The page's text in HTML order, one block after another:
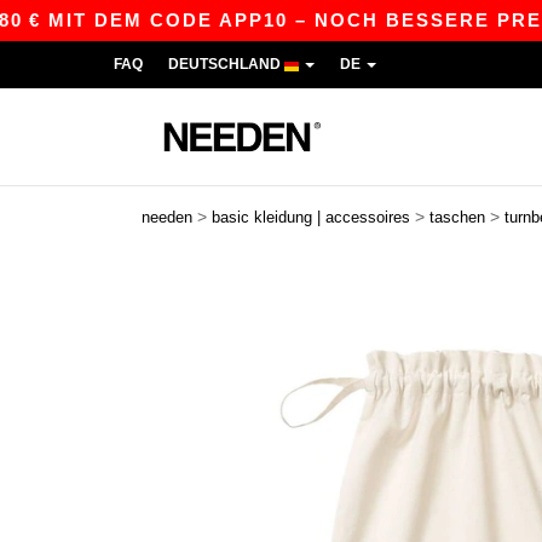
DEM CODE APP10 – NOCH BESSERE PREISE
FAQ DEUTSCHLAND DE
needen > basic kleidung | accessoires > taschen >